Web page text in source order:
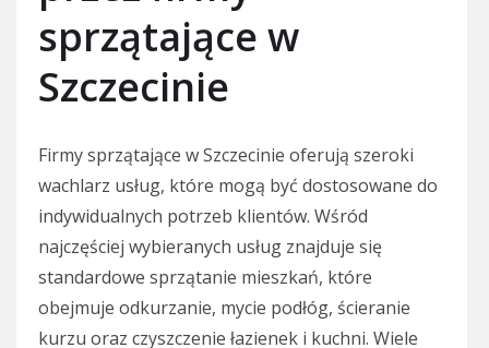
sprzątające w
Szczecinie
Firmy sprzątające w Szczecinie oferują szeroki
wachlarz usług, które mogą być dostosowane do
indywidualnych potrzeb klientów. Wśród
najczęściej wybieranych usług znajduje się
standardowe sprzątanie mieszkań, które
obejmuje odkurzanie, mycie podłóg, ścieranie
kurzu oraz czyszczenie łazienek i kuchni. Wiele